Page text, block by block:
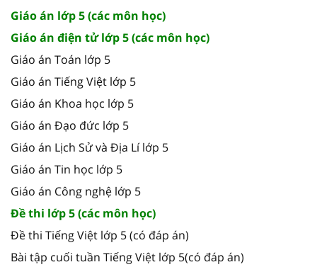
Giáo án lớp 5 (các môn học)
Giáo án điện tử lớp 5 (các môn học)
Giáo án Toán lớp 5
Giáo án Tiếng Việt lớp 5
Giáo án Khoa học lớp 5
Giáo án Đạo đức lớp 5
Giáo án Lịch Sử và Địa Lí lớp 5
Giáo án Tin học lớp 5
Giáo án Công nghệ lớp 5
Đề thi lớp 5 (các môn học)
Đề thi Tiếng Việt lớp 5 (có đáp án)
Bài tập cuối tuần Tiếng Việt lớp 5(có đáp án)